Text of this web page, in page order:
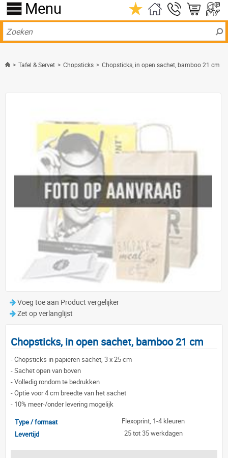
Menu
> Tafel & Servet > Chopsticks > Chopsticks, in open sachet, bamboo 21 cm
Voeg toe aan Product vergelijker
Zet op verlanglijst
Chopsticks, in open sachet, bamboo 21 cm
-Chopsticks in papieren sachet, 3 x 25 cm
-Sachet open van boven
-Volledig rondom te bedrukken
-Optie voor 4 cm breedte van het sachet
- 10% meer-/onder levering mogelijk
Type / formaat
Flexoprint, 1-4 kleuren
Levertijd
25 tot 35 werkdagen